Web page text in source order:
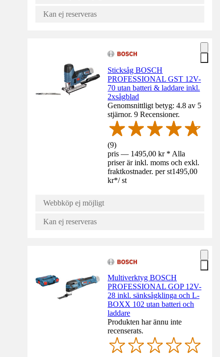
Kan ej reserveras
Sticksåg BOSCH
PROFESSIONAL GST 12V-
70 utan batteri & laddare inkl.
2xsågblad
Genomsnittligt betyg: 4.8 av 5
stjärnor. 9 Recensioner.
(9)
pris — 1495,00 kr * Alla
priser är inkl. moms och exkl.
fraktkostnader. per st1495,00
kr*/ st
Webbköp ej möjligt
Kan ej reserveras
Multiverktyg BOSCH
PROFESSIONAL GOP 12V-
28 inkl. sänksågklinga och L-
BOXX 102 utan batteri och
laddare
Produkten har ännu inte
recenserats.